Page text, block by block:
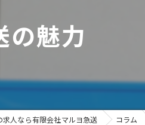
業務委託
の魅力
人なら有限会社マルヨ急送 コラム